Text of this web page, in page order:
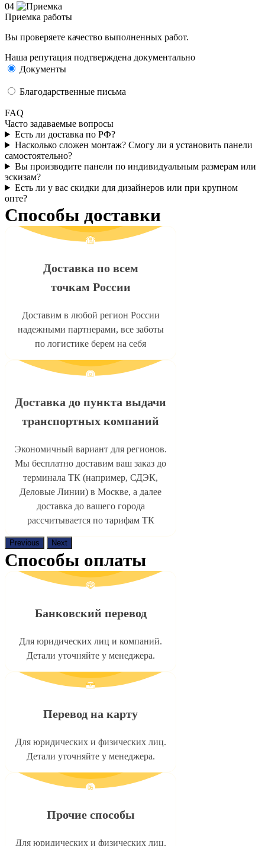
04
Приемка работы
Вы проверяете качество выполненных работ.
Наша репутация подтверждена документально
Документы
Благодарственные письма
FAQ
Часто задаваемые вопросы
Есть ли доставка по РФ?
Насколько сложен монтаж? Смогу ли я установить панели
самостоятельно?
Вы производите панели по индивидуальным размерам или
эскизам?
Есть ли у вас скидки для дизайнеров или при крупном
опте?
Способы доставки
Доставка по всем
точкам России
Доставим в любой регион России
надежными партнерами, все заботы
по логистике берем на себя
Доставка до пункта выдачи
транспортных компаний
Экономичный вариант для регионов.
Мы бесплатно доставим ваш заказ до
терминала ТК (например, СДЭК,
Деловые Линии) в Москве, а далее
доставка до вашего города
рассчитывается по тарифам ТК
Previous Next
Способы оплаты
Банковский перевод
Для юридических лиц и компаний.
Детали уточняйте у менеджера.
Перевод на карту
Для юридических и физических лиц.
Детали уточняйте у менеджера.
Прочие способы
Для юридических и физических лиц.